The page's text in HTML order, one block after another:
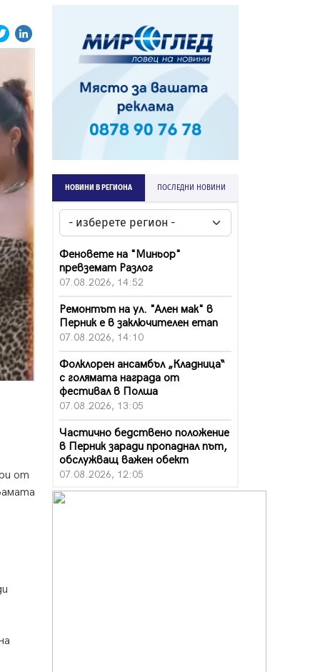
от
НОВИНИ В РЕГИОНА ПОСЛЕДНИ НОВИНИ
Феновете на "Миньор"
превземат Разлог
07.08.2026, 14:52
Ремонтът на ул. "Ален мак" в
Перник е в заключителен етап
07.08.2026, 14:10
Фолклорен ансамбъл „Кладница“
с голямата награда от
фестивал в Полша
07.08.2026, 13:05
Частично бедствено положение
в Перник заради пропаднал път,
обслужващ важен обект
07.08.2026, 12:05
Да отговорим на жегите с филм